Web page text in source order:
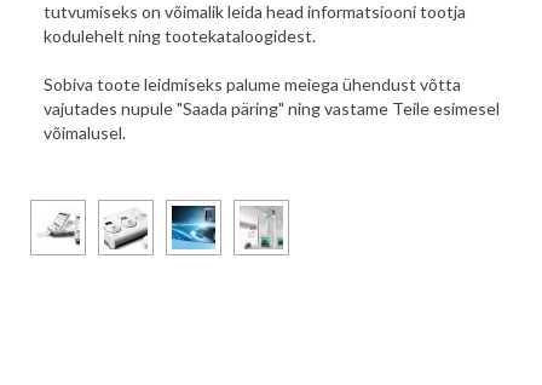
tutvumiseks on võimalik leida head informatsiooni tootja
kodulehelt ning tootekataloogidest.
Sobiva toote leidmiseks palume meiega ühendust võtta
vajutades nupule "Saada päring" ning vastame Teile esimesel
võimalusel.